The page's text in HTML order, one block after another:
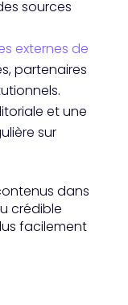
sources
externes de
partenaires
et une
sur
dans
crédible
facilement